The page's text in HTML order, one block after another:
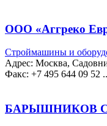
ООО «Аггреко
Строймашины и
Адрес: Москва,
Факс: +7 495 644 09 52
БАРЫШНИКОВ